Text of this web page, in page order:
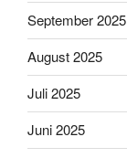
September 2025
August 2025
Juli 2025
Juni 2025